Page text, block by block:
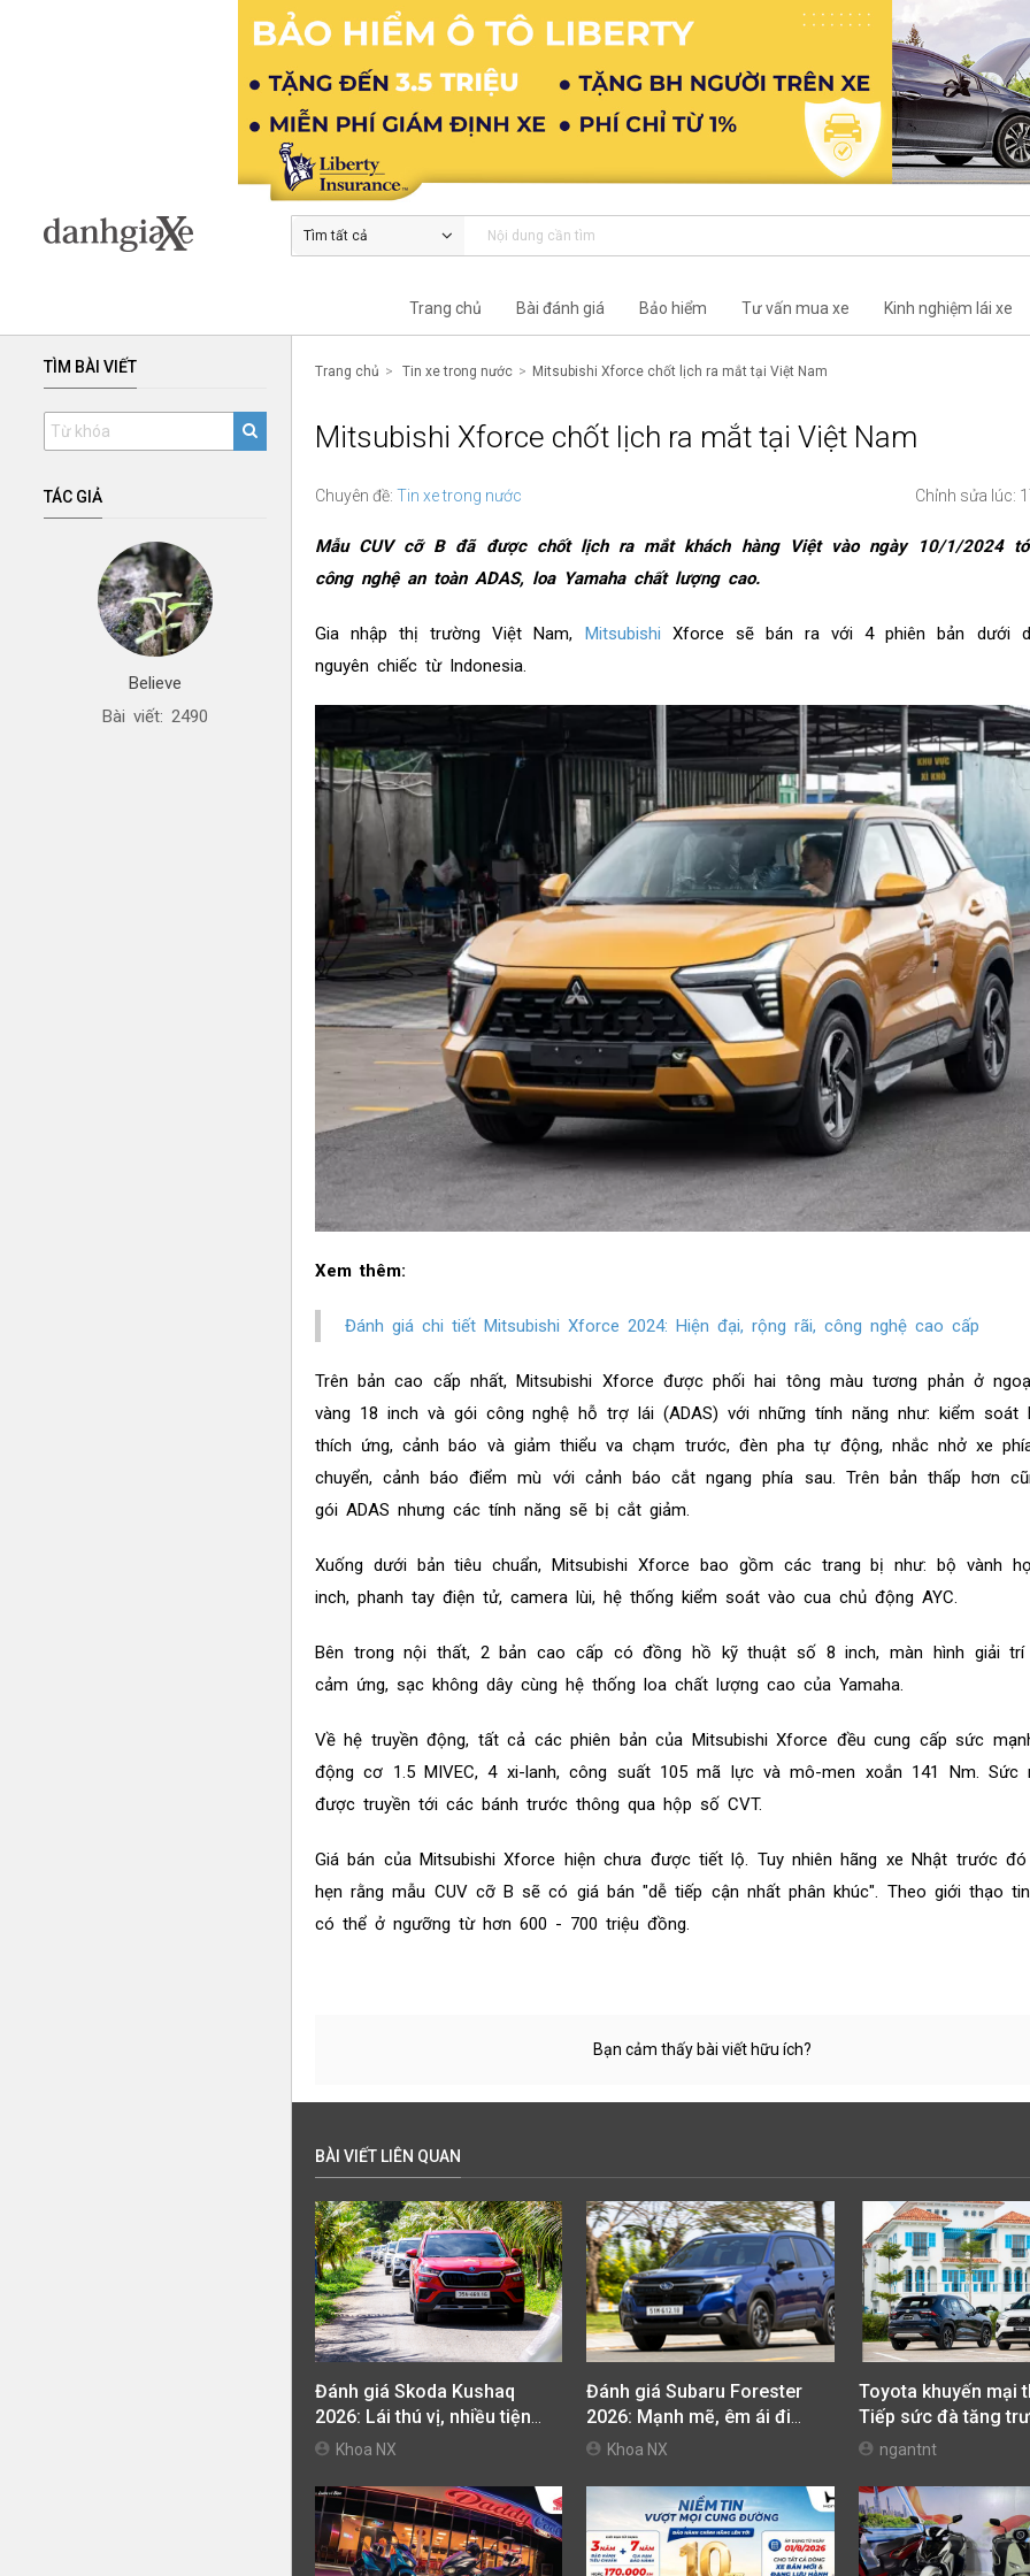
Tìm tất cả
Trang chủ Bài đánh giá Bảo hiểm Tư vấn mua xe Kinh nghiệm lái xe
TÌM BÀI VIẾT
TÁC GIẢ
Believe
Bài viết: 2490
Trang chủ Tin xe trong nước Mitsubishi Xforce chốt lịch ra mắt tại Việt Nam
Mitsubishi Xforce chốt lịch ra mắt tại Việt Nam
Chuyên đề: Tin xe trong nước Chỉnh sửa lúc:
Mẫu CUV cỡ B đã được chốt lịch ra mắt khách hàng Việt vào ngày 10/1/2024
công nghệ an toàn ADAS, loa Yamaha chất lượng cao.
Gia nhập thị trường Việt Nam, Mitsubishi Xforce sẽ bán ra với 4 phiên bản dưới
nguyên chiếc từ Indonesia.
Xem thêm:
Đánh giá chi tiết Mitsubishi Xforce 2024: Hiện đại, rộng rãi, công nghệ cao cấp
Trên bản cao cấp nhất, Mitsubishi Xforce được phối hai tông màu tương phản ở
vàng 18 inch và gói công nghệ hỗ trợ lái (ADAS) với những tính năng như: kiểm soát
thích ứng, cảnh báo và giảm thiểu va chạm trước, đèn pha tự động, nhắc nhở xe
chuyển, cảnh báo điểm mù với cảnh báo cắt ngang phía sau. Trên bản thấp hơn
gói ADAS nhưng các tính năng sẽ bị cắt giảm.
Xuống dưới bản tiêu chuẩn, Mitsubishi Xforce bao gồm các trang bị như: bộ vành
inch, phanh tay điện tử, camera lùi, hệ thống kiểm soát vào cua chủ động AYC.
Bên trong nội thất, 2 bản cao cấp có đồng hồ kỹ thuật số 8 inch, màn hình giải trí
cảm ứng, sạc không dây cùng hệ thống loa chất lượng cao của Yamaha.
Về hệ truyền động, tất cả các phiên bản của Mitsubishi Xforce đều cung cấp sức
động cơ 1.5 MIVEC, 4 xi-lanh, công suất 105 mã lực và mô-men xoắn 141 Nm. Sức
được truyền tới các bánh trước thông qua hộp số CVT.
Giá bán của Mitsubishi Xforce hiện chưa được tiết lộ. Tuy nhiên hãng xe Nhật trước
hẹn rằng mẫu CUV cỡ B sẽ có giá bán "dễ tiếp cận nhất phân khúc". Theo giới thạo
có thể ở ngưỡng từ hơn 600 - 700 triệu đồng.
Bạn cảm thấy bài viết hữu ích?
BÀI VIẾT LIÊN QUAN
Đánh giá Skoda Kushaq
2026: Lái thú vị, nhiều tiện
nghi, giá cạnh tranh
Khoa NX
Đánh giá Subaru Forester
2026: Mạnh mẽ, êm ái đi
cùng hệ thống ADAS hoàn
Khoa NX
Toyota khuyến mại
Tiếp sức đà tăng
ưu chi phí mua xe
ngantnt